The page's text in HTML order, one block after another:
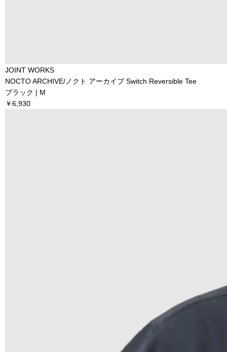
JOINT WORKS
NOCTO ARCHIVE/ノクト アーカイブ Switch Reversible Tee
ブラック | M
￥6,930